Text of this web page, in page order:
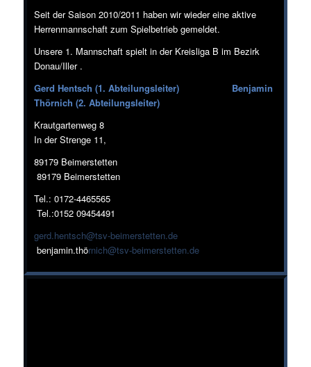
Seit der Saison 2010/2011 haben wir wieder eine aktive
Herrenmannschaft zum Spielbetrieb gemeldet.
Unsere 1. Mannschaft spielt in der Kreisliga B im Bezirk
Donau/Iller .
Gerd Hentsch (1. Abteilungsleiter) Benjamin
Thörnich (2. Abteilungsleiter)
Krautgartenweg 8
In der Strenge 11,
89179 Beimerstetten
89179 Beimerstetten
Tel.: 0172-4465565
Tel.:0152 09454491
gerd.hentsch@tsv-beimerstetten.de
benjamin.thörnich@tsv-beimerstetten.de